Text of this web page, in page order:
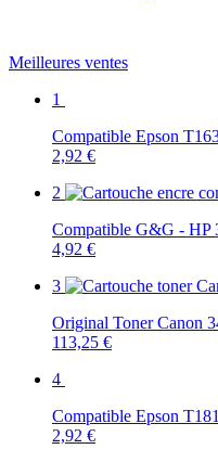
Meilleures ventes
1
Compatible Epson
2,92 €
2
Compatible G&G -
4,92 €
3
Original Toner Canon
113,25 €
4
Compatible Epson
2,92 €